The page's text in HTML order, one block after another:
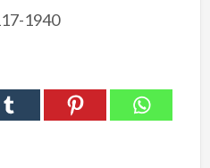
1940